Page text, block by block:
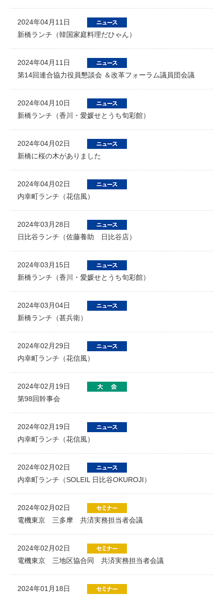
2024年04月11日
新橋ランチ（韓国家庭料理だひゃん）
2024年04月11日
第14回連合協力役員懇談会 ＆改革フォーラム議員団会議
2024年04月10日
新橋ランチ（香川・愛媛せとうち旬彩館）
2024年04月02日
新橋に桜の木がありました
2024年04月02日
内幸町ランチ（花信風）
2024年03月28日
日比谷ランチ（佐藤養助 日比谷店）
2024年03月15日
新橋ランチ（香川・愛媛せとうち旬彩館）
2024年03月04日
新橋ランチ（甚兵衛）
2024年02月29日
内幸町ランチ（花信風）
2024年02月19日
第98回幹事会
2024年02月19日
内幸町ランチ（花信風）
2024年02月02日
内幸町ランチ（SOLEIL 日比谷OKUROJI）
2024年02月02日
電機東京 三多摩 共済実務担当者会議
2024年02月02日
電機東京 三地区協合同 共済実務担当者会議
2024年01月18日